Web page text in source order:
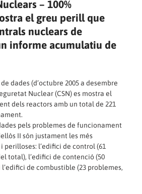
– 100%
el greu perill que
nuclears de
informe acumulatiu de
dades (d’octubre 2005 a desembre
Nuclear (CSN) es mostra el
dels reactors amb un total de 221
pels problemes de funcionament
II són justament les més
perilloses: l’edifici de control (61
total), l’edifici de contenció (50
l’edifici de combustible (23 problemes,